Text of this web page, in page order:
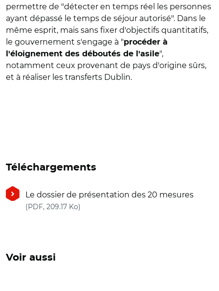
permettre de "détecter en temps réel les personnes
ayant dépassé le temps de séjour autorisé". Dans le
même esprit, mais sans fixer d'objectifs quantitatifs,
le gouvernement s'engage à "procéder à
l'éloignement des déboutés de l'asile",
notamment ceux provenant de pays d'origine sûrs,
et à réaliser les transferts Dublin.
Téléchargements
Le dossier de présentation des 20 mesures
(PDF, 209.17 Ko)
Voir aussi